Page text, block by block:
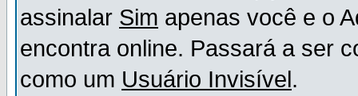
assinalar Sim apenas você e o
encontra online. Passará a ser
como um Usuário Invisível.